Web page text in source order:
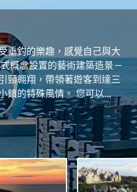
垂釣的樂趣，感覺自己與大
概念設置的藝術建築造景－
頸翱翔，帶領著遊客到達三
鎮的特殊風情。 您可以...